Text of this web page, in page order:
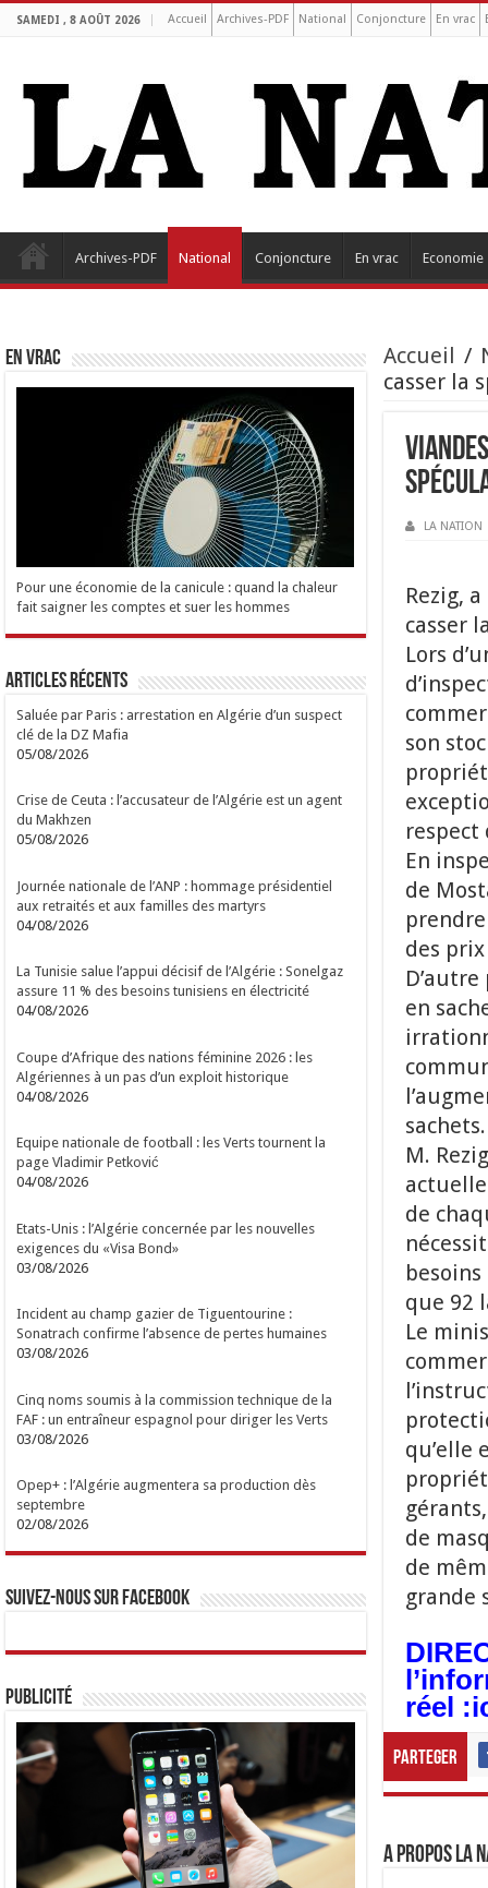
SAMEDI , 8 AOÛT 2026 Accueil Archives-PDF National Conjoncture En vrac
Archives-PDF National Conjoncture En vrac Economie
Accueil /
casser la
LA NATION
Rezig,
casser
Lors
son
En
de
des
en
sachets.
M.
de
que 92
Le
qu’elle
de
de
grande
réel :
Parteger
A propos LA
EN VRAC
Pour une économie de la canicule : quand la chaleur
fait saigner les comptes et suer les hommes
Articles Récents
Saluée par Paris : arrestation en Algérie d’un suspect
clé de la DZ Mafia
05/08/2026
Crise de Ceuta : l’accusateur de l’Algérie est un agent
du Makhzen
05/08/2026
Journée nationale de l’ANP : hommage présidentiel
aux retraités et aux familles des martyrs
04/08/2026
La Tunisie salue l’appui décisif de l’Algérie : Sonelgaz
assure 11 % des besoins tunisiens en électricité
04/08/2026
Coupe d’Afrique des nations féminine 2026 : les
Algériennes à un pas d’un exploit historique
04/08/2026
Equipe nationale de football : les Verts tournent la
page Vladimir Petković
04/08/2026
Etats-Unis : l’Algérie concernée par les nouvelles
exigences du «Visa Bond»
03/08/2026
Incident au champ gazier de Tiguentourine :
Sonatrach confirme l’absence de pertes humaines
03/08/2026
Cinq noms soumis à la commission technique de la
FAF : un entraîneur espagnol pour diriger les Verts
03/08/2026
Opep+ : l’Algérie augmentera sa production dès
septembre
02/08/2026
Suivez-nous sur Facebook
Publicité